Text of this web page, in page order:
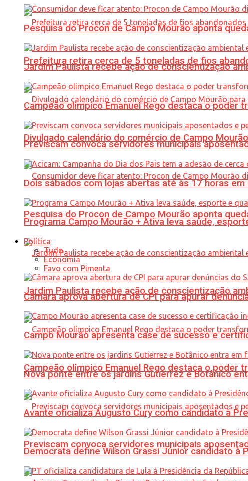
Prefeitura retira cerca de 5 toneladas de fios
Divulgado calendário do comércio de Campo
Pesquisa do Procon de Campo Mourão aponta
Jardim Paulista recebe ação de conscientização
Campeão olímpico Emanuel Rego destaca o
Previscam convoca servidores municipais
Pesquisa do Procon de Campo Mourão aponta
Jardim Paulista recebe ação de conscientização
Campeão olímpico Emanuel Rego destaca o
Previscam convoca servidores municipais
Dois sábados com lojas abertas até às 17 horas em
Programa Campo Mourão + Ativa leva saúde,
Política
Tudo
Economia
Favo com Pimenta
Câmara aprova abertura de CPI para apurar
Campo Mourão apresenta case de sucesso e
Nova ponte entre os jardins Gutierrez e Botânico
Avante oficializa Augusto Cury como candidato à
Democrata define Wilson Grassi Júnior candidato à